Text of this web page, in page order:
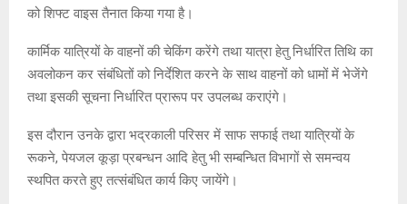
को शिफ्ट वाइस तैनात किया गया है।
कार्मिक यात्रियों के वाहनों की चेकिंग करेंगे तथा यात्रा हेतु निर्धारित तिथि का
अवलोकन कर संबंधितों को निर्देशित करने के साथ वाहनों को धामों में भेजेंगे
तथा इसकी सूचना निर्धारित प्रारूप पर उपलब्ध कराएंगे।
इस दौरान उनके द्वारा भद्रकाली परिसर में साफ सफाई तथा यात्रियों के
रूकने, पेयजल कूड़ा प्रबन्धन आदि हेतु भी सम्बन्धित विभागों से समन्वय
स्थपित करते हुए तत्संबंधित कार्य किए जायेंगे।